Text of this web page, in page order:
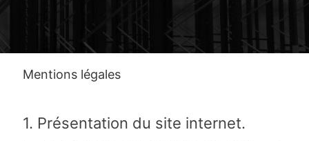
Mentions légales
1. Présentation du site internet.